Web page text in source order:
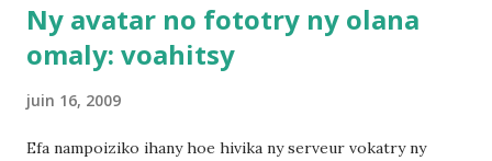
Ny avatar no fototry ny olana
omaly: voahitsy
juin 16, 2009
Efa nampoiziko ihany hoe hivika ny serveur vokatry ny